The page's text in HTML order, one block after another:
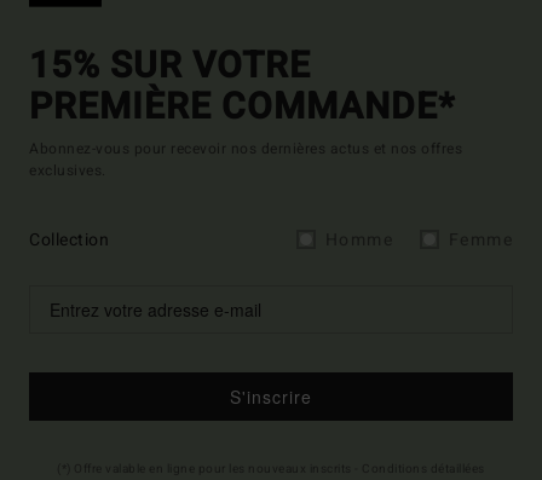
15% SUR VOTRE
PREMIÈRE COMMANDE*
Abonnez-vous pour recevoir nos dernières actus et nos offres
exclusives.
Collection
S'inscrire